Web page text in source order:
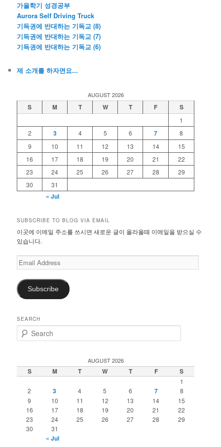
가을학기 성경공부
Aurora Self Driving Truck
기득권에 반대하는 기독교 (8)
기득권에 반대하는 기독교 (7)
기득권에 반대하는 기독교 (6)
제 소개를 하자면요...
AUGUST 2026
S M T W T F S
1
2
3 4 5 6 7
8
9
10 11 12 13 14
15
16
17 18 19 20 21
22
23
24 25 26 27 28
29
30
31
« Jul
SUBSCRIBE TO BLOG VIA EMAIL
이곳에 이메일 주소를 쓰시면 새로운 글이 올라올때 이메일을 받으실 수
있습니다.
Email
Address
Subscribe
SEARCH
e
c
h
AUGUST 2026
S M T W T F S
1
2
3 4 5 6 7
8
9
10 11 12 13 14
15
16
17 18 19 20 21
22
23
24 25 26 27 28
29
30
31
« Jul